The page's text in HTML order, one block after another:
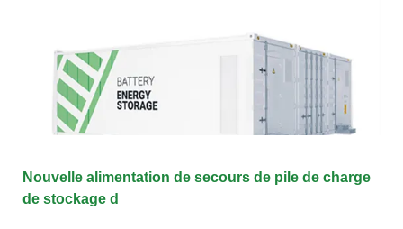
Nouvelle alimentation de secours de pile de charge
de stockage d